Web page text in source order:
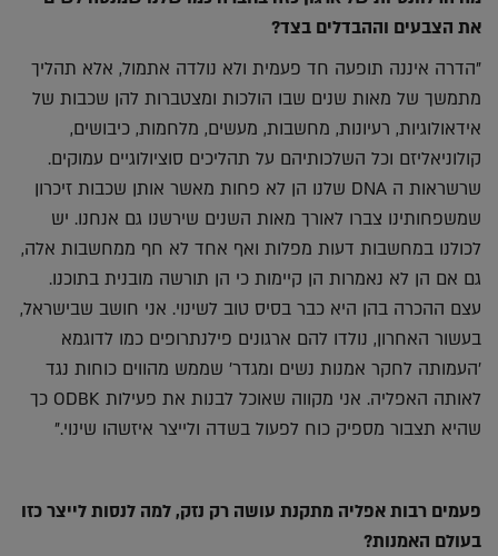
את הצבעים וההבדלים בצד?
"הדרה איננה תופעה חד פעמית ולא נולדה אתמול, אלא תהליך
מתמשך של מאות שנים שבו הולכות ומצטברות להן שכבות של
אידאולוגיות, רעיונות, מחשבות, מעשים, מלחמות, כיבושים,
קולוניאליזם וכל השלכותיהם על תהליכים סוציולוגיים עמוקים.
שרשראות ה DNA שלנו הן לא פחות מאשר אותן שכבות זיכרון
שמשפחותינו צברו לאורך מאות השנים שירשנו גם אנחנו. יש
לכולנו במחשבות דעות מפלות ואף אחד לא חף ממחשבות אלה,
גם אם הן לא נאמרות הן קיימות כי הן תורשה מובנית בתוכנו.
עצם ההכרה בהן היא כבר בסיס טוב לשינוי. אני חושב שבישראל,
בעשור האחרון, נולדו להם ארגונים פילנתרופים כמו לדוגמא
'העמותה לחקר אמנות נשים ומגדר' שממש מהווים כוחות נגד
לאותה האפליה. אני מקווה שאוכל לבנות את פעילות ODBK כך
שהיא תצבור מספיק כוח לפעול בשדה ולייצר איזשהו שינוי."
פעמים רבות אפליה מתקנת עושה רק נזק, למה לנסות לייצר כזו
בעולם האמנות?